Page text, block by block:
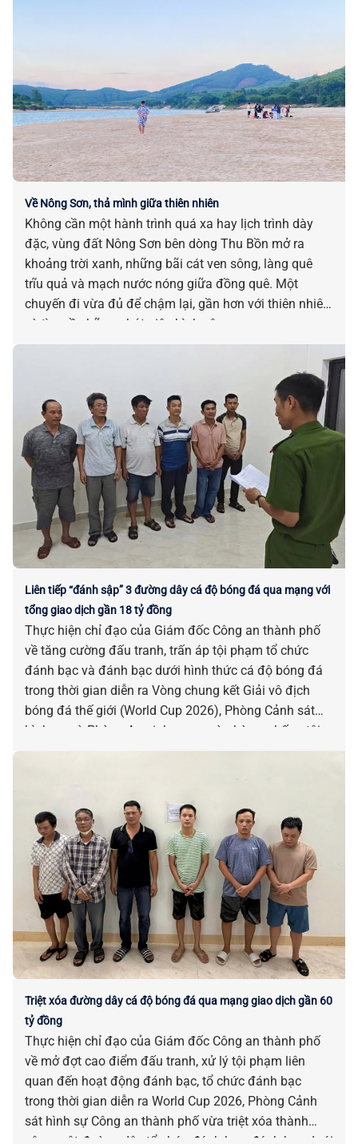
Về Nông Sơn, thả mình giữa thiên nhiên
Không cần một hành trình quá xa hay lịch trình dày
đặc, vùng đất Nông Sơn bên dòng Thu Bồn mở ra
khoảng trời xanh, những bãi cát ven sông, làng quê
trĩu quả và mạch nước nóng giữa đồng quê. Một
chuyến đi vừa đủ để chậm lại, gần hơn với thiên nhiên
và tìm về những phút giây bình yên.
Liên tiếp “đánh sập” 3 đường dây cá độ bóng đá qua mạng với
tổng giao dịch gần 18 tỷ đồng
Thực hiện chỉ đạo của Giám đốc Công an thành phố
về tăng cường đấu tranh, trấn áp tội phạm tổ chức
đánh bạc và đánh bạc dưới hình thức cá độ bóng đá
trong thời gian diễn ra Vòng chung kết Giải vô địch
bóng đá thế giới (World Cup 2026), Phòng Cảnh sát
hình sự và Phòng An ninh mạng và phòng, chống tội
phạm sử dụng công nghệ cao đồng loạt triển khai các
Triệt xóa đường dây cá độ bóng đá qua mạng giao dịch gần 60
tỷ đồng
Thực hiện chỉ đạo của Giám đốc Công an thành phố
về mở đợt cao điểm đấu tranh, xử lý tội phạm liên
quan đến hoạt động đánh bạc, tổ chức đánh bạc
trong thời gian diễn ra World Cup 2026, Phòng Cảnh
sát hình sự Công an thành phố vừa triệt xóa thành